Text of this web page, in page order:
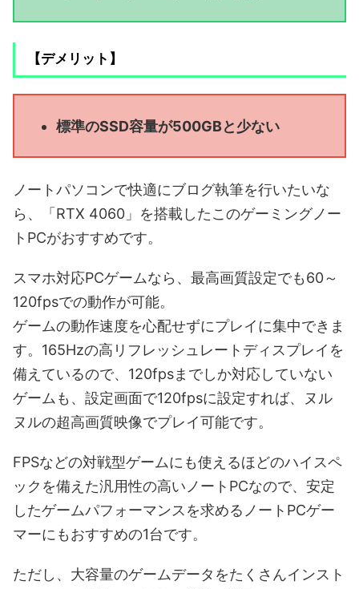
【デメリット】
標準のSSD容量が500GBと少ない
ノートパソコンで快適にブログ執筆を行いたいな
ら、「RTX 4060」を搭載したこのゲーミングノー
トPCがおすすめです。
スマホ対応PCゲームなら、最高画質設定でも60～
120fpsでの動作が可能。
ゲームの動作速度を心配せずにプレイに集中できま
す。165Hzの高リフレッシュレートディスプレイを
備えているので、120fpsまでしか対応していない
ゲームも、設定画面で120fpsに設定すれば、ヌル
ヌルの超高画質映像でプレイ可能です。
FPSなどの対戦型ゲームにも使えるほどのハイスペ
ックを備えた汎用性の高いノートPCなので、安定
したゲームパフォーマンスを求めるノートPCゲー
マーにもおすすめの1台です。
ただし、大容量のゲームデータをたくさんインスト